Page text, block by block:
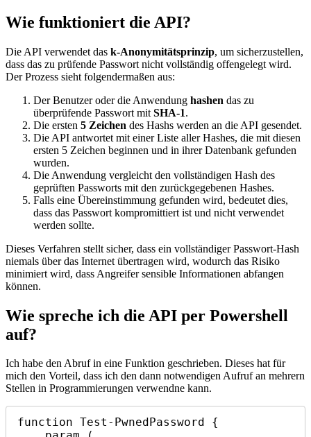
Wie funktioniert die API?
Die API verwendet das k-Anonymitätsprinzip, um sicherzustellen,
dass das zu prüfende Passwort nicht vollständig offengelegt wird.
Der Prozess sieht folgendermaßen aus:
Der Benutzer oder die Anwendung hashen das zu
überprüfende Passwort mit SHA-1.
Die ersten 5 Zeichen des Hashs werden an die API gesendet.
Die API antwortet mit einer Liste aller Hashes, die mit diesen
ersten 5 Zeichen beginnen und in ihrer Datenbank gefunden
wurden.
Die Anwendung vergleicht den vollständigen Hash des
geprüften Passworts mit den zurückgegebenen Hashes.
Falls eine Übereinstimmung gefunden wird, bedeutet dies,
dass das Passwort kompromittiert ist und nicht verwendet
werden sollte.
Dieses Verfahren stellt sicher, dass ein vollständiger Passwort-Hash
niemals über das Internet übertragen wird, wodurch das Risiko
minimiert wird, dass Angreifer sensible Informationen abfangen
können.
Wie spreche ich die API per Powershell
auf?
Ich habe den Abruf in eine Funktion geschrieben. Dieses hat für
mich den Vorteil, dass ich den dann notwendigen Aufruf an mehrern
Stellen in Programmierungen verwendne kann.
function Test-PwnedPassword {